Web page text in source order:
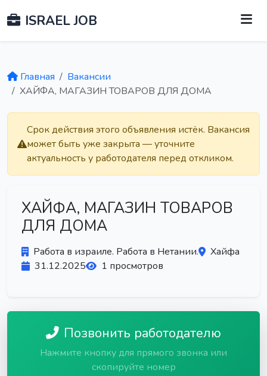
ISRAEL JOB
Главная
Вакансии
ХАЙФА, МАГАЗИН ТОВАРОВ ДЛЯ ДОМА
Срок действия этого объявления истёк. Вакансия
может быть уже закрыта — уточните
актуальность у работодателя перед откликом.
ХАЙФА, МАГАЗИН ТОВАРОВ
ДЛЯ ДОМА
Работа в израиле. Работа в Нетании.
Хайфа
31.12.2025
1 просмотров
Позвонить работодателю
Нажмите кнопку для прямого звонка или
скопируйте номер